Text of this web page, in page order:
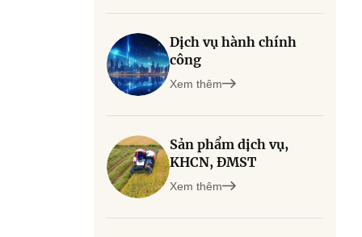
Dịch vụ hành chính
công
Xem thêm
Sản phẩm dịch vụ,
KHCN, ĐMST
Xem thêm